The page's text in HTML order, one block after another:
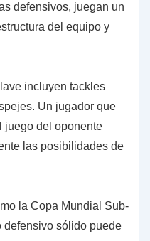
defensivos, juegan un
del equipo y
incluyen tackles
Un jugador que
juego del oponente
las posibilidades de
la Copa Mundial Sub-
defensivo sólido puede